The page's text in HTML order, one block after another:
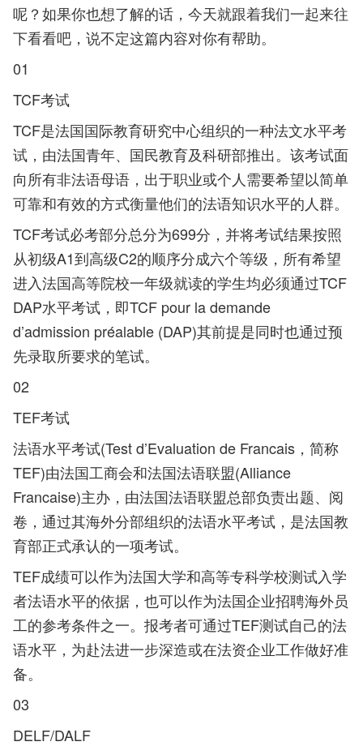
呢？如果你也想了解的话，今天就跟着我们一起来往
下看看吧，说不定这篇内容对你有帮助。
01
TCF考试
TCF是法国国际教育研究中心组织的一种法文水平考
试，由法国青年、国民教育及科研部推出。该考试面
向所有非法语母语，出于职业或个人需要希望以简单
可靠和有效的方式衡量他们的法语知识水平的人群。
TCF考试必考部分总分为699分，并将考试结果按照
从初级A1到高级C2的顺序分成六个等级，所有希望
进入法国高等院校一年级就读的学生均必须通过TCF
DAP水平考试，即TCF pour la demande
d’admission préalable (DAP)其前提是同时也通过预
先录取所要求的笔试。
02
TEF考试
法语水平考试(Test d’Evaluation de Francais，简称
TEF)由法国工商会和法国法语联盟(Alliance
Francaise)主办，由法国法语联盟总部负责出题、阅
卷，通过其海外分部组织的法语水平考试，是法国教
育部正式承认的一项考试。
TEF成绩可以作为法国大学和高等专科学校测试入学
者法语水平的依据，也可以作为法国企业招聘海外员
工的参考条件之一。报考者可通过TEF测试自己的法
语水平，为赴法进一步深造或在法资企业工作做好准
备。
03
DELF/DALF